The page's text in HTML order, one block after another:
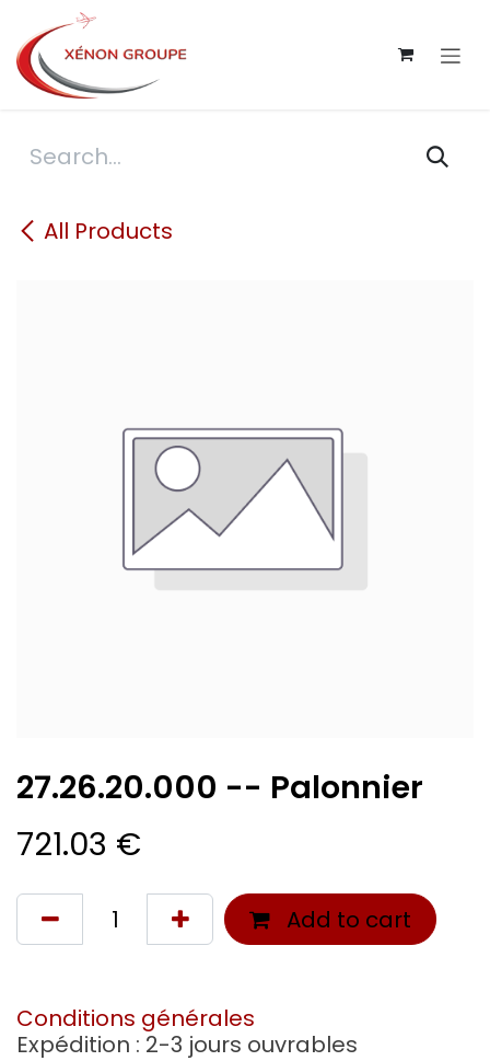
Skip to Content
All Products
27.26.20.000 -- Palonnier
721.03 €
Add to cart
Conditions générales
Expédition : 2-3 jours ouvrables